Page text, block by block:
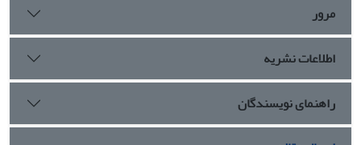
مرور
اطلاعات نشریه
راهنمای نویسندگان